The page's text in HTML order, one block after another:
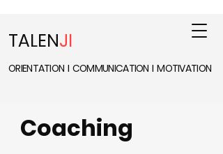
TALENJI
ORIENTATION I COMMUNICATION IMOTIVATION
Coaching